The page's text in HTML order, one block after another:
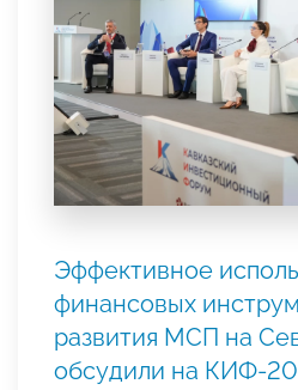
Эффективное
финансовых
развития МСП на
обсудили на КИФ-